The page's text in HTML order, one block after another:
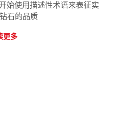
始使用描述性术语来表征实
石的品质
更多